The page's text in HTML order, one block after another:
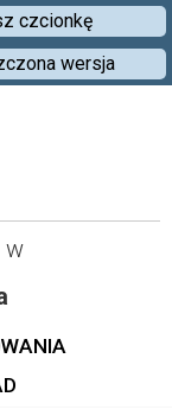
czcionkę
wersja
w